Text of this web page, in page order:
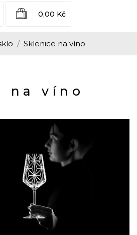
0,00 Kč
Sklenice na víno
na víno